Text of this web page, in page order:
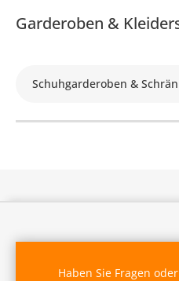
Garderoben &
Schuhgarderoben &
Haben Sie Fragen